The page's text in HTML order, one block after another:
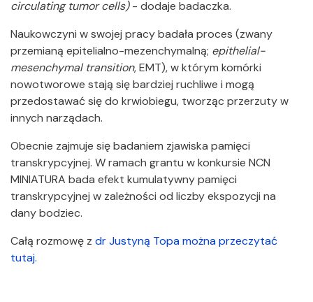
circulating tumor cells)- dodaje badaczka.
Naukowczyni w swojej pracy badała proces (zwany
przemianą epitelialno-mezenchymalną; epithelial-
mesenchymal transition, EMT), w którym komórki
nowotworowe stają się bardziej ruchliwe i mogą
przedostawać się do krwiobiegu, tworząc przerzuty w
innych narządach.
Obecnie zajmuje się badaniem zjawiska pamięci
transkrypcyjnej. W ramach grantu w konkursie NCN
MINIATURA bada efekt kumulatywny pamięci
transkrypcyjnej w zależności od liczby ekspozycji na
dany bodziec.
Całą rozmowę z dr Justyną Topa można przeczytać
tutaj.